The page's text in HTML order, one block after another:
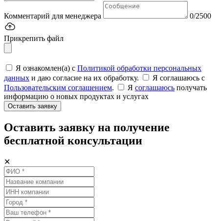
Комментарий для менеджера 0/2500
Прикрепить файл
Я ознакомлен(а) с Политикой обработки персональных
данных и даю согласие на их обработку.
Я соглашаюсь c
Пользовательским соглашением. Я соглашаюсь получать
информацию о новых продуктах и услугах
Оставить заявку
Оставить заявку на получение
бесплатной консультации
✕